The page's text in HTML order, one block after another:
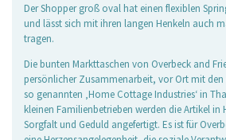
Der Shopper groß oval hat einen flexiblen
und lässt sich mit ihren langen Henkeln auch
tragen.
Die bunten Markttaschen von Overbeck and
persönlicher Zusammenarbeit, vor Ort mit den
so genannten ‚Home Cottage Industries‘ in
kleinen Familienbetrieben werden die Artikel
Sorgfalt und Geduld angefertigt. Es ist für